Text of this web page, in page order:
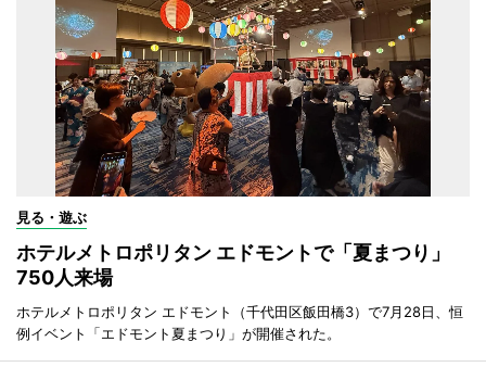
見る・遊ぶ
ホテルメトロポリタン エドモントで「夏まつり」
750人来場
ホテルメトロポリタン エドモント（千代田区飯田橋3）で7月28日、恒
例イベント「エドモント夏まつり」が開催された。